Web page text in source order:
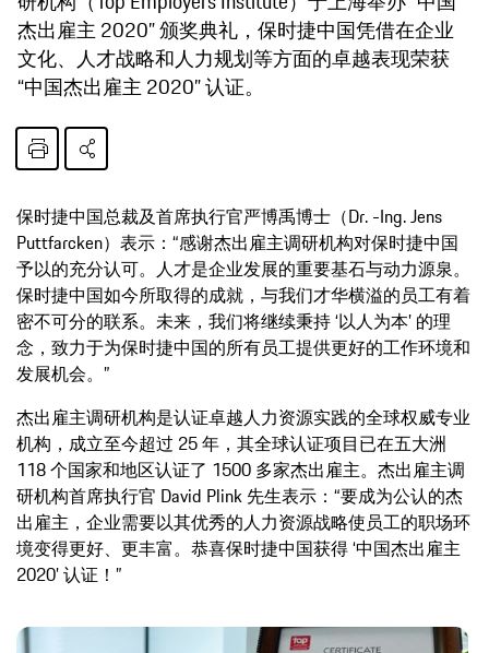
杰出雇主 2020” 颁奖典礼，保时捷中国凭借在企业
文化、人才战略和人力规划等方面的卓越表现荣获
“中国杰出雇主 2020” 认证。
保时捷中国总裁及首席执行官严博禹博士（Dr. -Ing. Jens
Puttfarcken）表示：“感谢杰出雇主调研机构对保时捷中国
予以的充分认可。人才是企业发展的重要基石与动力源泉。
保时捷中国如今所取得的成就，与我们才华横溢的员工有着
密不可分的联系。未来，我们将继续秉持 ‘以人为本’ 的理
念，致力于为保时捷中国的所有员工提供更好的工作环境和
发展机会。”
杰出雇主调研机构是认证卓越人力资源实践的全球权威专业
机构，成立至今超过 25 年，其全球认证项目已在五大洲
118 个国家和地区认证了 1500 多家杰出雇主。杰出雇主调
研机构首席执行官 David Plink 先生表示：“要成为公认的杰
出雇主，企业需要以其优秀的人力资源战略使员工的职场环
境变得更好、更丰富。恭喜保时捷中国获得 ‘中国杰出雇主
2020’ 认证！”